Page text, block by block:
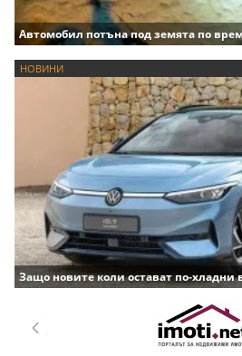
Автомобил потъна под земята по
НОВИНИ
Защо новите коли остават по-хладни